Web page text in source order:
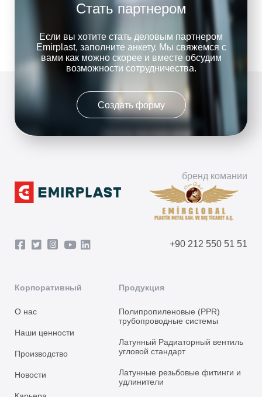
Стать партнером
Если вы хотите стать деловым партнером
Emirplast, заполните анкету. Мы свяжемся с
вами как можно скорее и вместе обсудим
возможности сотрудничества.
Создать форму
бренд комании
+90 212 550 51 51
Корпоративный
О нас
Наши ценности
Производство
Новости
Продукция
Полипропиленовые (PPR)
трубопроводные системы
Латунный Радиаторный вентиль
угловой стандарт
Латунные резьбовые фитинги и
удлинители